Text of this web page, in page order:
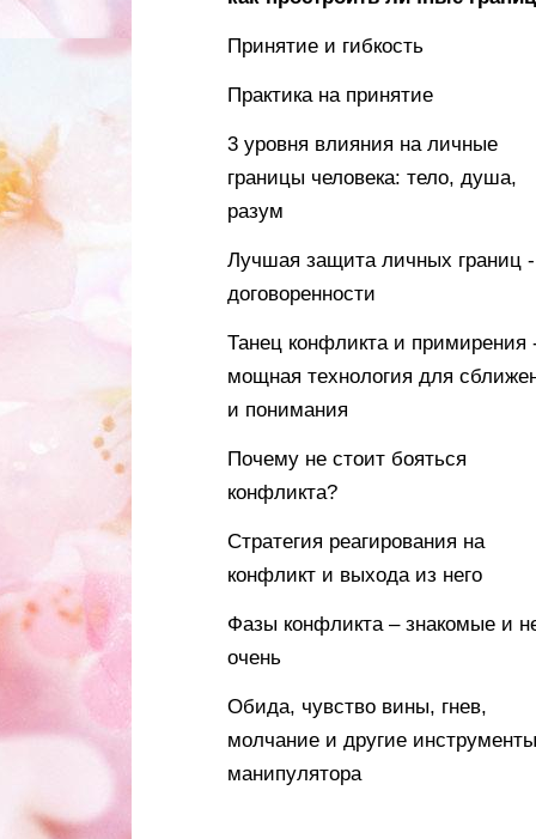
Принятие и гибкость
Практика на принятие
3 уровня влияния на личные
границы человека: тело, душа,
разум
Лучшая защита личных границ -
договоренности
Танец конфликта и примирения
мощная технология для
и понимания
Почему не стоит бояться
конфликта?
Стратегия реагирования на
конфликт и выхода из него
Фазы конфликта – знакомые и
очень
Обида, чувство вины, гнев,
молчание и другие инструменты
манипулятора